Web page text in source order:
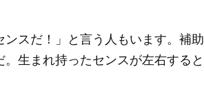
ンスだ！」と言う人もいます。補
生まれ持ったセンスが左右すると